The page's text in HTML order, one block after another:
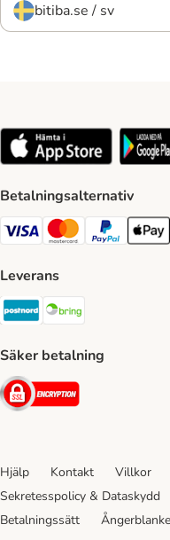
bitiba.se / sv
Betalningsalternativ
VISA Payment Method
Mastercard Payment
PaypalApple
Leverans
Postnord Shipping
Säker betalning
Security
Hjälp Kontakt Villkor
Sekretesspolicy & Dataskydd
Betalningssätt